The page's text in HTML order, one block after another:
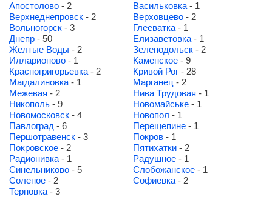
Апостолово - 2 Васильковка - 1
Верхнеднепровск - 2 Верховцево - 2
Вольногорск - 3 Глееватка - 1
Днепр - 50 Елизаветовка - 1
Желтые Воды - 2 Зеленодольск - 2
Илларионово - 1 Каменское - 9
Красногригорьевка - 2 Кривой Рог - 28
Магдалиновка - 1 Марганец - 2
Межевая - 2 Нива Трудовая - 1
Никополь - 9 Новомайське - 1
Новомосковск - 4 Новопол - 1
Павлоград - 6 Перещепине - 1
Першотравенск - 3 Покров - 1
Покровское - 2 Пятихатки - 2
Радионивка - 1 Радушное - 1
Синельниково - 5 Слобожанское - 1
Соленое - 2 Софиевка - 2
Терновка - 3